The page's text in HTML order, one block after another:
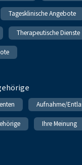
Tagesklinische Angebote
Therapeutische Dienste
Aufnahme/
Ihre Meinung